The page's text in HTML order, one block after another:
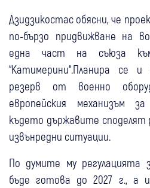
Дзидзикостас обясни, че
по-бързо придвижване на
една част на съюза
“Катимерини“.Планира се
резерв от военно
европейския механизъм
където държавите споделят
извънредни ситуации.
По думите му регулацията
бъде готова до 2027 г., а